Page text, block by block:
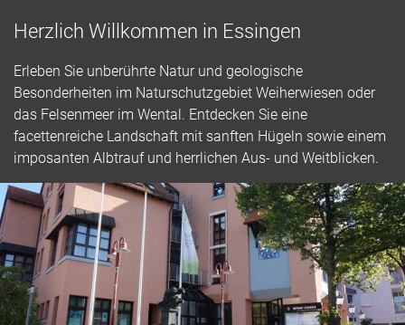
Herzlich Willkommen in Essingen
Erleben Sie unberührte Natur und geologische
Besonderheiten im Naturschutzgebiet Weiherwiesen oder
das Felsenmeer im Wental. Entdecken Sie eine
facettenreiche Landschaft mit sanften Hügeln sowie einem
imposanten Albtrauf und herrlichen Aus- und Weitblicken.